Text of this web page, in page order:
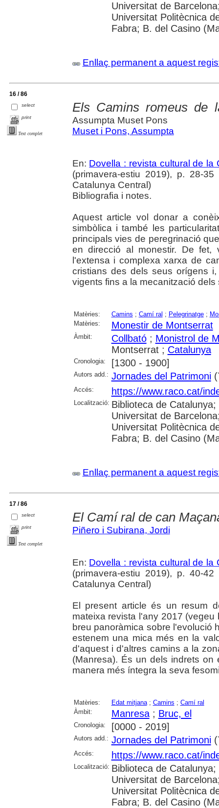
Universitat de
Universitat Politècnica
Fabra; B. del Casino
Enllaç permanent a aquest
16 / 86
select
print
Text complet
Els Camins romeus de
Assumpta Muset Pons
Muset i Pons, Assumpta
En: Dovella : revista cultural de la
(primavera-estiu 2019), p. 28-
Catalunya Central)
Bibliografia i notes.
Aquest article vol donar a
simbòlica i també les
principals vies de peregrinació
en direcció al monestir. De fet,
l'extensa i complexa xarxa de
cristians des dels seus orígens
vigents fins a la mecanització
Matèries: Camins ; Camí ral ; Pelegrinatge;
Matèries:
Monestir de Montserrat
Àmbit: Collbató; Monistrol de
Montserrat ; Catalunya
Cronologia: [1300 - 1900]
Autors add.: Jornades del Patrimoni
Accés: https://www.raco.cat/
Localització: Biblioteca de
Universitat de
Universitat Politècnica
Fabra; B. del Casino
Enllaç permanent a aquest
17 / 86
select
print
Text complet
El Camí ral de can
Piñero i Subirana, Jordi
En: Dovella : revista cultural de la
(primavera-estiu 2019), p. 40-
Catalunya Central)
El present article és un resum
mateixa revista l'any 2017
breu panoràmica sobre l'evolució
estenem una mica més en la
d'aquest i d'altres camins a la
(Manresa). És un dels indrets
manera més íntegra la seva
Matèries: Edat mitjana; Camins ; Camí ral
Àmbit:
Manresa; Bruc, el
Cronologia: [0000 - 2019]
Autors add.: Jornades del Patrimoni
Accés: https://www.raco.cat/
Localització: Biblioteca de
Universitat de
Universitat Politècnica
Fabra; B. del Casino